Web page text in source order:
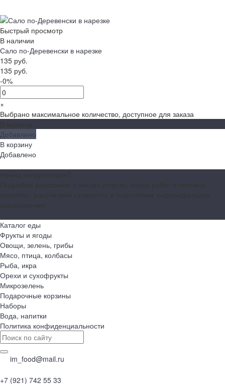
Быстрый просмотр
В наличии
Сало по-Деревенски в нарезке
135 руб.
135 руб.
-0%
×
Выбрано максимальное количество, доступное для заказа
Добавлено
В корзину
Добавлено
Каталог еды
Фрукты и ягоды
Овощи, зелень, грибы
Мясо, птица, колбасы
Рыба, икра
Орехи и сухофрукты
Микрозелень
Подарочные корзины
Наборы
Вода, напитки
Политика конфиденциальности
im_food@mail.ru
+7 (921) 742 55 33